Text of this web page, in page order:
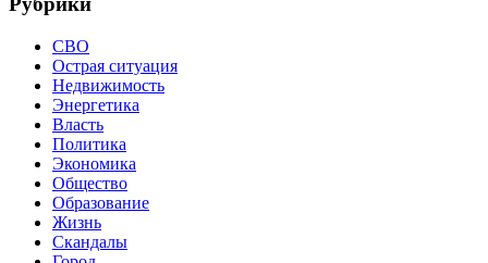
СВО
Острая ситуация
Недвижимость
Энергетика
Власть
Политика
Экономика
Общество
Образование
Жизнь
Скандалы